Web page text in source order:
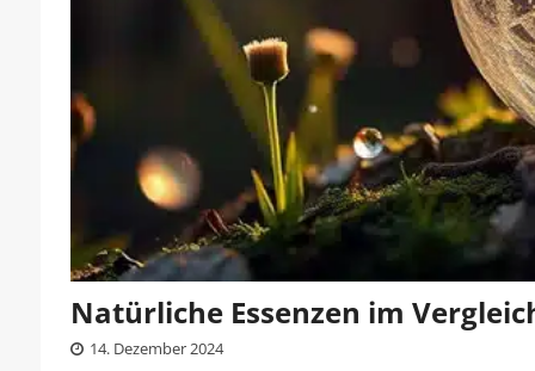
Natürliche Essenzen im
14. Dezember 2024